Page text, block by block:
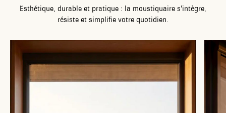
Esthétique, durable et pratique : la moustiquaire s’intègre,
résiste et simplifie votre quotidien.